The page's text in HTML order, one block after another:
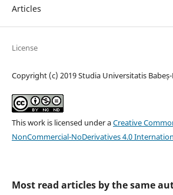
Articles
License
Copyright (c) 2019 Studia Universitatis
This work is licensed under aCreative
NonCommercial-NoDerivatives 4.0
Most read articles by the same